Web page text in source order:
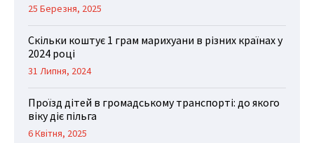
25 Березня, 2025
Скільки коштує 1 грам марихуани в різних країнах у
2024 році
31 Липня, 2024
Проїзд дітей в громадському транспорті: до якого
віку діє пільга
6 Квітня, 2025